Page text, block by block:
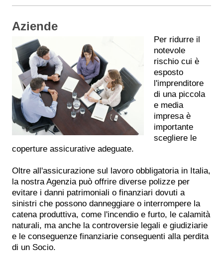
Aziende
Per ridurre il
notevole
rischio cui è
esposto
l'imprenditore
di una piccola
e media
impresa è
importante
scegliere le
coperture assicurative adeguate.
Oltre all'assicurazione sul lavoro obbligatoria in Italia,
la nostra Agenzia può offrire diverse polizze per
evitare i danni patrimoniali o finanziari dovuti a
sinistri che possono danneggiare o interrompere la
catena produttiva, come l'incendio e furto, le calamità
naturali, ma anche la controversie legali e giudiziarie
e le conseguenze finanziarie conseguenti alla perdita
di un Socio.